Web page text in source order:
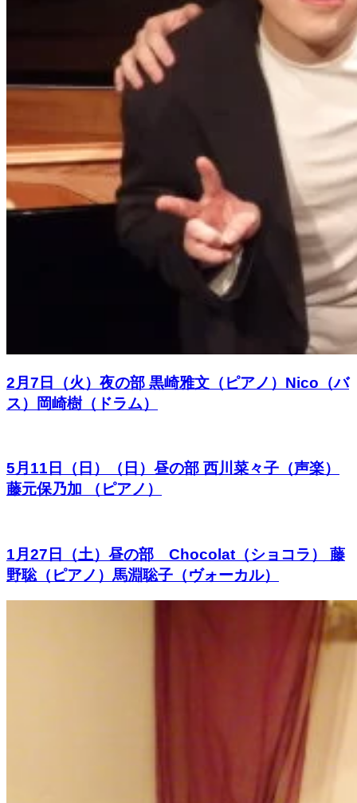
2月7日（火）夜の部 黒崎雅文（ピアノ）Nico（バ
ス）岡崎樹（ドラム）
5月11日（日）（日）昼の部 西川菜々子（声楽）
藤元保乃加 （ピアノ）
1月27日（土）昼の部 Chocolat（ショコラ） 藤
野聡（ピアノ）馬淵聡子（ヴォーカル）